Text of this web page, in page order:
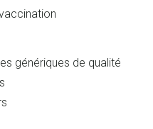
génériques de qualité